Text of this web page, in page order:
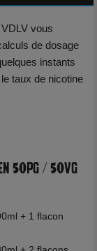
vous
de dosage
instants
taux de nicotine
50pg / 50vg
+ 1 flacon